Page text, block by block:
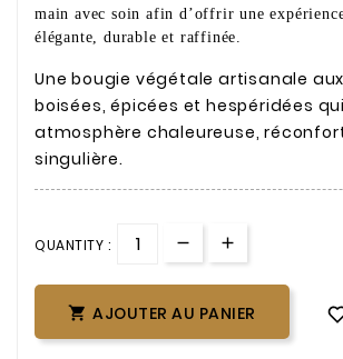
main avec soin afin d’offrir une
élégante, durable et raffinée.
Une bougie végétale artisanale
boisées, épicées et hespéridées
atmosphère chaleureuse,
singulière.
QUANTITY :
 AJOUTER AU PANIER